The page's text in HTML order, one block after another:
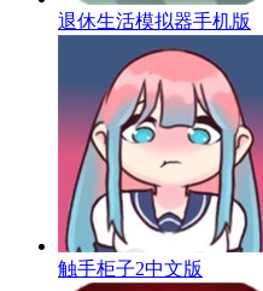
退休生活模拟器手机版
触手柜子2中文版